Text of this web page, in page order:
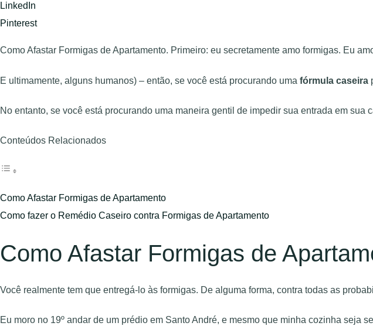
LinkedIn
Pinterest
Como Afastar Formigas de Apartamento. Primeiro: eu secretamente amo formigas. Eu
E ultimamente, alguns humanos) – então, se você está procurando uma fórmula caseira
No entanto, se você está procurando uma maneira gentil de impedir sua entrada em sua
Conteúdos Relacionados
Como Afastar Formigas de Apartamento
Como fazer o Remédio Caseiro contra Formigas de Apartamento
Como Afastar Formigas de
Você realmente tem que entregá-lo às formigas. De alguma forma, contra todas as
Eu moro no 19º andar de um prédio em Santo André, e mesmo que minha cozinha